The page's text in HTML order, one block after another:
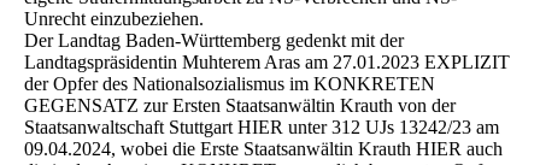
Unrecht einzubeziehen.
Der Landtag Baden-Württemberg gedenkt mit der
Landtagspräsidentin Muhterem Aras am 27.01.2023 EXPLIZIT
der Opfer des Nationalsozialismus im KONKRETEN
GEGENSATZ zur Ersten Staatsanwältin Krauth von der
Staatsanwaltschaft Stuttgart HIER unter 312 UJs 13242/23 am
09.04.2024, wobei die Erste Staatsanwältin Krauth HIER auch